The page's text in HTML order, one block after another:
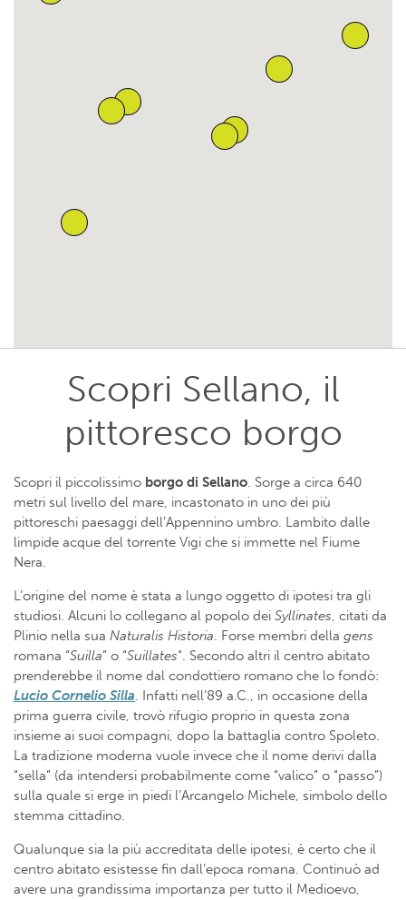
Scopri Sellano, il
pittoresco borgo
Scopri il piccolissimo borgo di Sellano. Sorge a circa 640
metri sul livello del mare, incastonato in uno dei più
pittoreschi paesaggi dell’Appennino umbro. Lambito dalle
limpide acque del torrente Vigi che si immette nel Fiume
Nera.
L’origine del nome è stata a lungo oggetto di ipotesi tra gli
studiosi. Alcuni lo collegano al popolo dei Syllinates, citati da
Plinio nella sua Naturalis Historia. Forse membri della gens
romana “Suilla” o “Suillates“. Secondo altri il centro abitato
prenderebbe il nome dal condottiero romano che lo fondò:
Lucio Cornelio Silla. Infatti nell’89 a.C., in occasione della
prima guerra civile, trovò rifugio proprio in questa zona
insieme ai suoi compagni, dopo la battaglia contro Spoleto.
La tradizione moderna vuole invece che il nome derivi dalla
“sella” (da intendersi probabilmente come “valico” o “passo”)
sulla quale si erge in piedi l’Arcangelo Michele, simbolo dello
stemma cittadino.
Qualunque sia la più accreditata delle ipotesi, è certo che il
centro abitato esistesse fin dall’epoca romana. Continuò ad
avere una grandissima importanza per tutto il Medioevo,